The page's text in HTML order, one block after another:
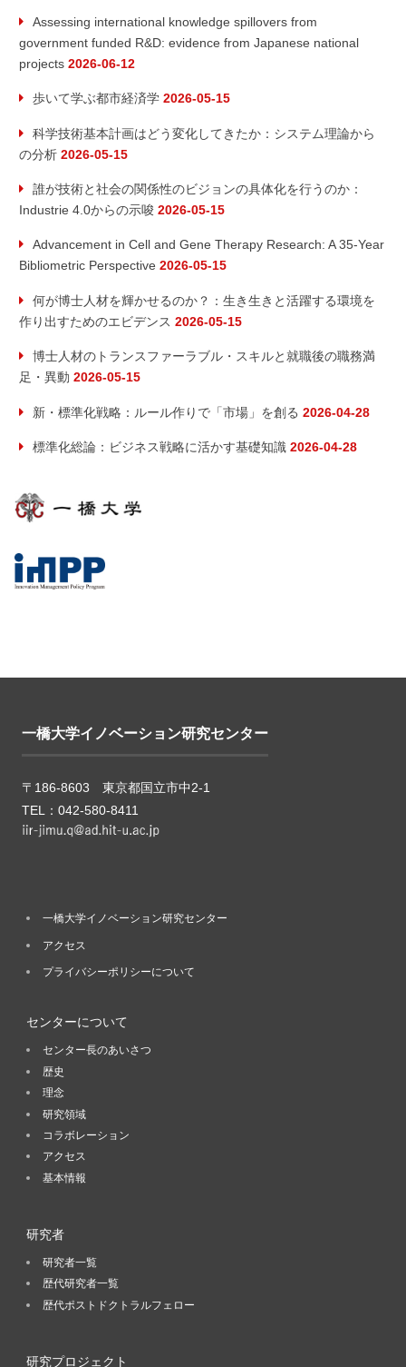
Assessing international knowledge spillovers from
government funded R&D: evidence from Japanese national
projects 2026-06-12
歩いて学ぶ都市経済学 2026-05-15
科学技術基本計画はどう変化してきたか：システム理論から
の分析 2026-05-15
誰が技術と社会の関係性のビジョンの具体化を行うのか：
Industrie 4.0からの示唆 2026-05-15
Advancement in Cell and Gene Therapy Research: A 35-Year
Bibliometric Perspective 2026-05-15
何が博士人材を輝かせるのか？：生き生きと活躍する環境を
作り出すためのエビデンス 2026-05-15
博士人材のトランスファーラブル・スキルと就職後の職務満
足・異動 2026-05-15
新・標準化戦略：ルール作りで「市場」を創る 2026-04-28
標準化総論：ビジネス戦略に活かす基礎知識 2026-04-28
一橋大学イノベーション研究センター
〒186-8603 東京都国立市中2-1
TEL：042-580-8411
一橋大学イノベーション研究センター
アクセス
プライバシーポリシーについて
センターについて
センター長のあいさつ
歴史
理念
研究領域
コラボレーション
アクセス
基本情報
研究者
研究者一覧
歴代研究者一覧
歴代ポストドクトラルフェロー
研究プロジェクト